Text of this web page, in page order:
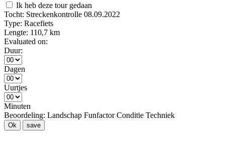
Ik heb deze tour gedaan
Tocht: Streckenkontrolle 08.09.2022
Type: Racefiets
Lengte: 110,7 km
Evaluated on:
Duur:
Dagen
Uurtjes
Minuten
Beoordeling: Landschap Funfactor Conditie Techniek
Ok save